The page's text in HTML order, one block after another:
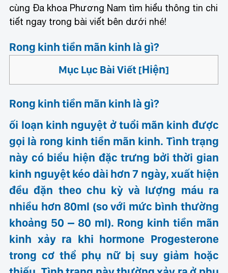
cùng Đa khoa Phương Nam tìm hiểu thông tin chi
tiết ngay trong bài viết bên dưới nhé!
Rong kinh tiền mãn kinh là gì?
Mục Lục Bài Viết [Hiện]
Rong kinh tiền mãn kinh là gì?
ối loạn kinh nguyệt ở tuổi mãn kinh được
gọi là rong kinh tiền mãn kinh. Tình trạng
này có biểu hiện đặc trưng bởi thời gian
kinh nguyệt kéo dài hơn 7 ngày, xuất hiện
đều đặn theo chu kỳ và lượng máu ra
nhiều hơn 80ml (so với mức bình thường
khoảng 50 – 80 ml). Rong kinh tiền mãn
kinh xảy ra khi hormone Progesterone
trong cơ thể phụ nữ bị suy giảm hoặc